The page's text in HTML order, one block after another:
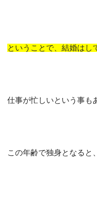
ということで、結婚はし
仕事が忙しいという事も
この年齢で独身となると、